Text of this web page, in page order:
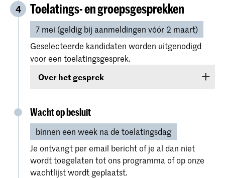
ontvangen met je persoonlijke inloggegevens,
neem dan contact met ons op via
studentadministration@kabk.nl .
Je bachelor diploma (en voor niet-EU/EER
kandidaten je Engelse taaltest), kun je later in
het proces indienen als je deze nog niet hebt.
4 Toelatings- en groepsgesprekken
7 mei (geldig bij aanmeldingen vóór 2 maart)
Geselecteerde kandidaten worden uitgenodigd
voor een toelatingsgesprek.
Over het gesprek
plaats
live op de KABK en online voor degenen
die daarvoor niet naar Nederland kunnen reizen.
Dit gesprek is de afsluiting van je toelating en
dient meerdere doelen. We vinden het leuk om
je beter te leren kennen. Het is erg belangrijk
Wacht op besluit
binnen een week na de toelatingsdag
Je ontvangt per email bericht of je al dan niet
wordt toegelaten tot ons programma of op onze
wachtlijst wordt geplaatst.